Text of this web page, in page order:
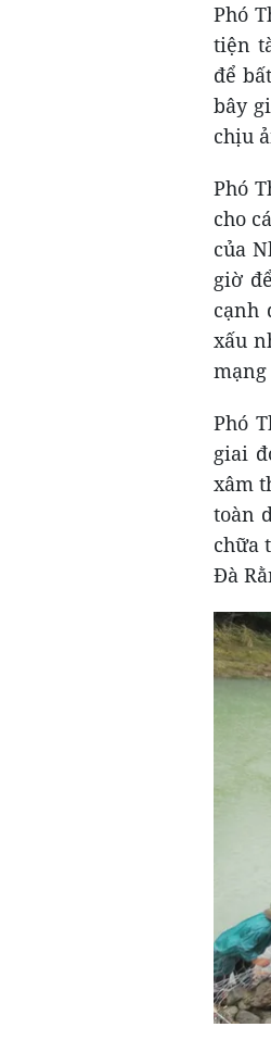
Phó
tiện
để
bây
chịu
Phó
cho
của
giờ
cạnh
xấu
Phó
giai
xâm
toàn
chữa
Đà